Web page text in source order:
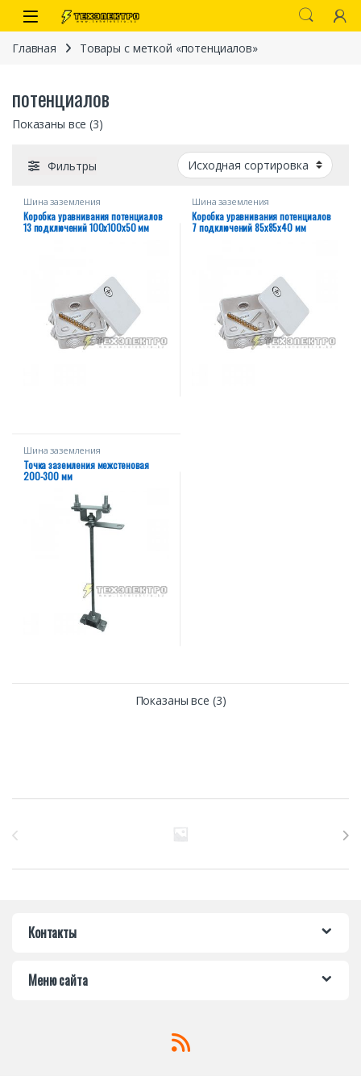
Перейти к навигации
перейти к содержанию
Open
Главная Товары с меткой «потенциалов»
потенциалов
Показаны все (3)
Фильтры
Шина заземления
Коробка уравнивания потенциалов
13 подключений 100х100х50 мм
Шина заземления
Коробка уравнивания потенциалов
7 подключений 85х85х40 мм
Шина заземления
Точка заземления межстеновая
200-300 мм
Показаны все (3)
Контакты
Меню сайта